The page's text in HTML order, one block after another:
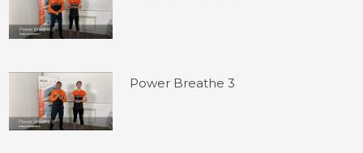
Power Breathe 3